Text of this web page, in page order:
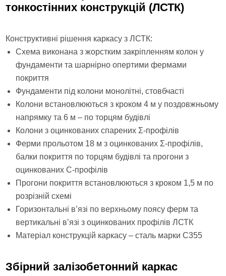
тонкостінних конструкцій (ЛСТК)
Конструктивні рішення каркасу з ЛСТК:
Схема виконана з жорстким закріпленням колон у
фундаменти та шарнірно опертими фермами
покриття
Фундаменти під колони монолітні, стовбчасті
Колони встановлюються з кроком 4 м у поздовжньому
напрямку та 6 м – по торцям будівлі
Колони з оцинкованих спарених Σ-профілів
Ферми прольотом 18 м з оцинкованих Σ-профілів,
балки покриття по торцям будівлі та прогони з
оцинкованих С-профілів
Прогони покриття встановлюються з кроком 1,5 м по
розрізній схемі
Горизонтальні в’язі по верхньому поясу ферм та
вертикальні в’язі з оцинкованих профілів ЛСТК
Матеріал конструкцій каркасу – сталь марки С355
Збірний залізобетонний каркас